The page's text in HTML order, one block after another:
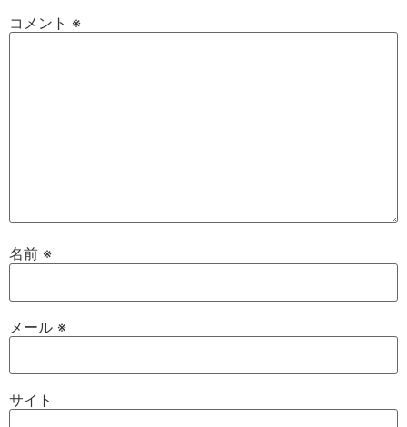
コメント ※
名前 ※
メール ※
サイト